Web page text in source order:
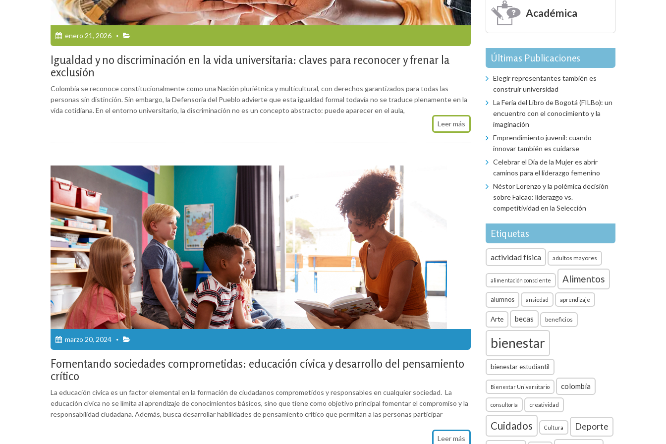
enero 21, 2026
Igualdad y no discriminación en la vida universitaria: claves para reconocer y frenar la
exclusión
Colombia se reconoce constitucionalmente como una Nación pluriétnica y multicultural, con derechos garantizados para todas las
personas sin distinción. Sin embargo, la Defensoría del Pueblo advierte que esta igualdad formal todavía no se traduce plenamente en la
vida cotidiana. En el entorno universitario, la discriminación no es un concepto abstracto: puede aparecer en el aula,
Leer más
marzo 20, 2024
Fomentando sociedades comprometidas: educación cívica y desarrollo del pensamiento
crítico
La educación cívica es un factor elemental en la formación de ciudadanos comprometidos y responsables en cualquier sociedad. La
educación cívica no se limita al aprendizaje de conocimientos básicos, sino que tiene como objetivo principal fomentar el compromiso y la
responsabilidad ciudadana. Además, busca desarrollar habilidades de pensamiento crítico que permitan a las personas participar
Leer más
Académica
Últimas Publicaciones
Elegir representantes también es
construir universidad
La Feria del Libro de Bogotá (FILBo): un
encuentro con el conocimiento y la
imaginación
Emprendimiento juvenil: cuando
innovar también es cuidarse
Celebrar el Día de la Mujer es abrir
caminos para el liderazgo femenino
Néstor Lorenzo y la polémica decisión
sobre Falcao: liderazgo vs.
competitividad en la Selección
Etiquetas
actividad física adultos mayores
alimentación consciente Alimentos
alumnos ansiedad aprendizaje
Arte becas beneficios
bienestar
bienestar estudiantil
Bienestar Universitario colombia
consultoría creatividad
Cuidados Cultura Deporte